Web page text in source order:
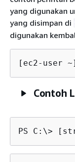
yang digunakan
yang disimpan di
digunakan
[ec2-user
Contoh
PS C:\>